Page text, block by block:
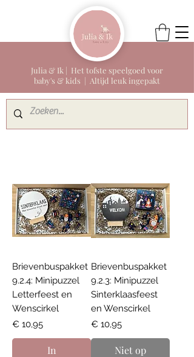
Julia & Ik | Het tofste speelgoed voor
baby's & kids | Altijd leuk ingepakt
Brievenbuspakket
9.2.4: Minipuzzel
Letterfeest en
Wenscirkel
Prijs
€ 10,95
In
Brievenbuspakket
9.2.3: Minipuzzel
Sinterklaasfeest
en Wenscirkel
Prijs
€ 10,95
Niet op